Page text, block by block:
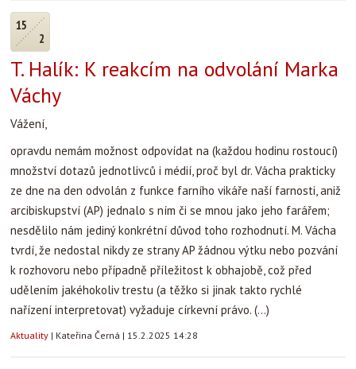
15
2
T. Halík: K reakcím na odvolání Marka
Váchy
Vážení,
opravdu nemám možnost odpovídat na (každou hodinu rostoucí)
množství dotazů jednotlivců i médií, proč byl dr. Vácha prakticky
ze dne na den odvolán z funkce farního vikáře naší farnosti, aniž
arcibiskupství (AP) jednalo s ním či se mnou jako jeho farářem;
nesdělilo nám jediný konkrétní důvod toho rozhodnutí. M. Vácha
tvrdí, že nedostal nikdy ze strany AP žádnou výtku nebo pozvání
k rozhovoru nebo případně příležitost k obhajobě, což před
udělením jakéhokoliv trestu (a těžko si jinak takto rychlé
nařízení interpretovat) vyžaduje církevní právo. (...)
Aktuality | Kateřina Černá | 15.2.2025 14:28